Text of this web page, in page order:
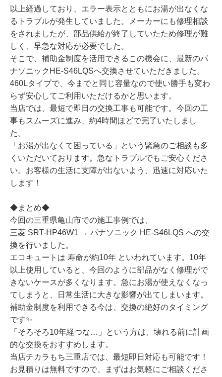
以上経過しており、エラー表示とともにお湯が出なくな
るトラブルが発生していました。メーカーにも修理相談
をされましたが、部品供給が終了していたため修理が難
しく、早急な対応が必要でした。
そこで、補助金制度を活用できるこの機会に、最新のパ
ナソニックHE-S46LQSへ交換させていただきました。
460Lタイプで、今までと同じ容量なので使い勝手も変わ
らず安心してご利用いただけるかと思います。
当店では、最短で即日の交換工事も可能です。今回の工
事もスムーズに進み、約4時間ほどで完了いたしまし
た。
「お湯が出なくて困っている」という緊急のご相談も多
くいただいております。急なトラブルでもご安心くださ
い。お客様の生活に支障が出ないよう、迅速に対応いた
します！
◆まとめ◆
今回の三重県亀山市での施工事例では、
三菱 SRT-HP46W1 → パナソニック HE-S46LQS への交
換を行いました。
エコキュートは 寿命が約10年 といわれています。10年
以上使用していると、今回のように部品がなく修理がで
きないケースが多くなります。急にお湯が使えなくなっ
てしまうと、日常生活に大きな影響が出てしまいます。
補助金制度を利用できる今は、交換の絶好のタイミング
です✨
「そろそろ10年経つな…」という方は、壊れる前に計画
的な交換をおすすめします。
当店チカラもち三重店では、最短即日対応も可能です！
お見積りは無料ですので、まずはお気軽にご相談くださ